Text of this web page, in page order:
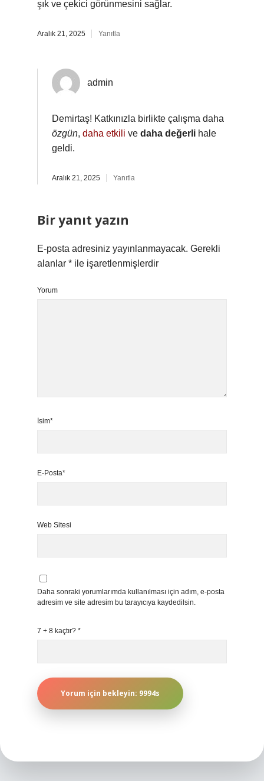
şık ve çekici görünmesini sağlar.
Aralık 21, 2025 Yanıtla
admin
Demirtaş! Katkınızla birlikte çalışma daha
özgün, daha etkili ve daha değerli hale
geldi.
Aralık 21, 2025 Yanıtla
Bir yanıt yazın
E-posta adresiniz yayınlanmayacak. Gerekli
alanlar * ile işaretlenmişlerdir
Yorum
İsim*
E-Posta*
Web Sitesi
Daha sonraki yorumlarımda kullanılması için adım, e-posta
adresim ve site adresim bu tarayıcıya kaydedilsin.
7 + 8 kaçtır? *